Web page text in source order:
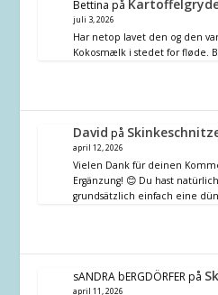
Bettina på
juli 3, 2026
Har netop lavet den og den
Kokosmælk i stedet for fløde.
David på
april 12, 2026
Vielen Dank für deinen
Ergänzung! 😊 Du hast
grundsätzlich einfach eine
sANDRA bERGDÖRFERpå
april 11, 2026